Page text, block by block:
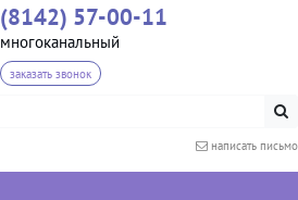
(8142) 57-00-11
многоканальный
заказать звонок
написать письмо